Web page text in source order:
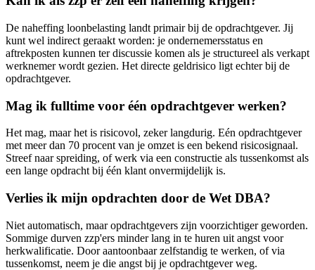
De naheffing loonbelasting landt primair bij de opdrachtgever. Jij
kunt wel indirect geraakt worden: je ondernemersstatus en
aftrekposten kunnen ter discussie komen als je structureel als verkapt
werknemer wordt gezien. Het directe geldrisico ligt echter bij de
opdrachtgever.
Mag ik fulltime voor één opdrachtgever werken?
Het mag, maar het is risicovol, zeker langdurig. Eén opdrachtgever
met meer dan 70 procent van je omzet is een bekend risicosignaal.
Streef naar spreiding, of werk via een constructie als tussenkomst als
een lange opdracht bij één klant onvermijdelijk is.
Verlies ik mijn opdrachten door de Wet DBA?
Niet automatisch, maar opdrachtgevers zijn voorzichtiger geworden.
Sommige durven zzp'ers minder lang in te huren uit angst voor
herkwalificatie. Door aantoonbaar zelfstandig te werken, of via
tussenkomst, neem je die angst bij je opdrachtgever weg.